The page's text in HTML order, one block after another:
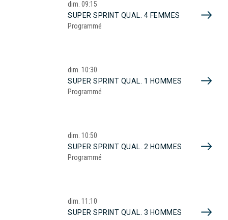
dim. 09:15
SUPER SPRINT QUAL. 4 FEMMES
Programmé
dim. 10:30
SUPER SPRINT QUAL. 1 HOMMES
Programmé
dim. 10:50
SUPER SPRINT QUAL. 2 HOMMES
Programmé
dim. 11:10
SUPER SPRINT QUAL. 3 HOMMES